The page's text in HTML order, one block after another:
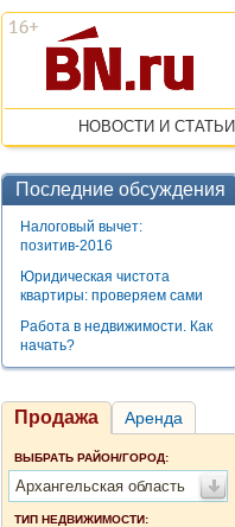
НОВОСТИ И СТАТЬИ
Последние обсуждения
Налоговый вычет:
позитив-2016
Юридическая чистота
квартиры: проверяем сами
Работа в недвижимости. Как
начать?
Продажа Аренда
ВЫБРАТЬ РАЙОН/ГОРОД:
Архангельская область
ТИП НЕДВИЖИМОСТИ: